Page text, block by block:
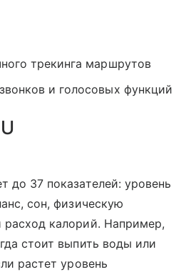
трекинга маршрутов
и голосовых функций
до 37 показателей: уровень
сон, физическую
калорий. Например,
стоит выпить воды или
растет уровень